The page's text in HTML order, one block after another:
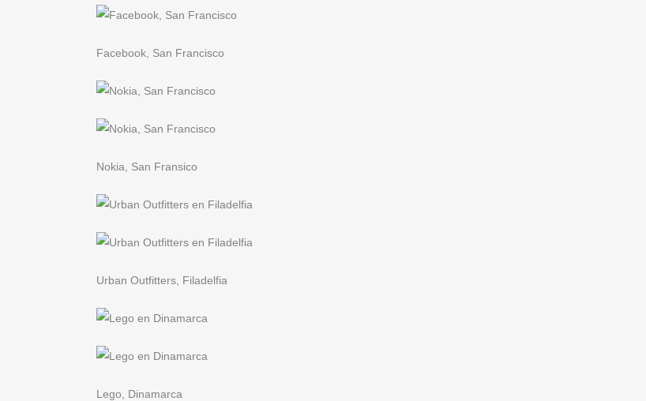
Facebook, San Francisco
Nokia, San Fransico
Urban Outfitters, Filadelfia
Lego, Dinamarca